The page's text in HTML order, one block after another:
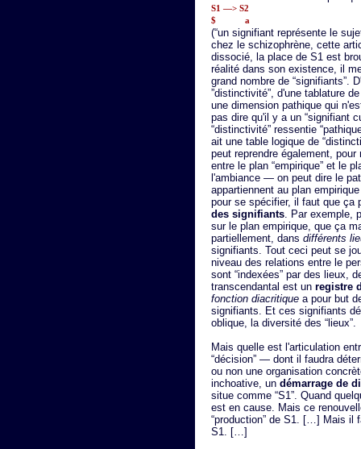
S1 —> S2
$ a
(“un signifiant représente le
chez le schizophrène, cette
dissocié, la place de S1 est
réalité dans son existence, il
grand nombre de “signifiants”.
”distinctivité”, d'une tablature
une dimension pathique qui
pas dire qu'il y a un “signifiant
“distinctivité” ressentie
ait une table logique de
peut reprendre également,
entre le plan “empirique” et le
l'ambiance — on peut dire le
appartiennent au plan
pour se spécifier, il faut que ça
des signifiants. Par exemple,
sur le plan empirique, que ça
partiellement, dans différents
signifiants. Tout ceci peut se
niveau des relations entre le
sont “indexées” par des lieux,
transcendantal est un registre
fonction diacritique a pour but
signifiants. Et ces signifiants
oblique, la diversité des “lieux”.
Mais quelle est l'articulation
“décision” — dont il faudra
ou non une organisation
inchoative, un démarrage de
situe comme “S1”. Quand
est en cause. Mais ce
“production” de S1. […] Mais il
S1. […]